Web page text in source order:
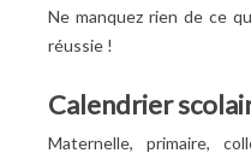
Ne manquez rien de ce
réussie !
Calendrier
Maternelle, primaire,